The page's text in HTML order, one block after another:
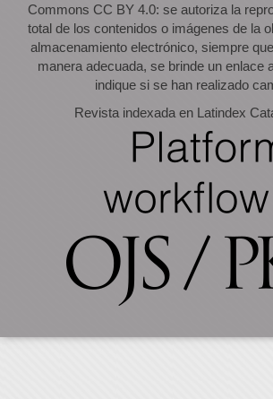
Commons CC BY 4.0: se autoriza la
total de los contenidos o imágenes de la
almacenamiento electrónico, siempre
manera adecuada, se brinde un enlace
indique si se han realizado
Revista indexada en Latindex